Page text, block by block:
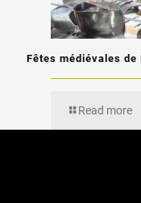
Fêtes médiévales de
Read more